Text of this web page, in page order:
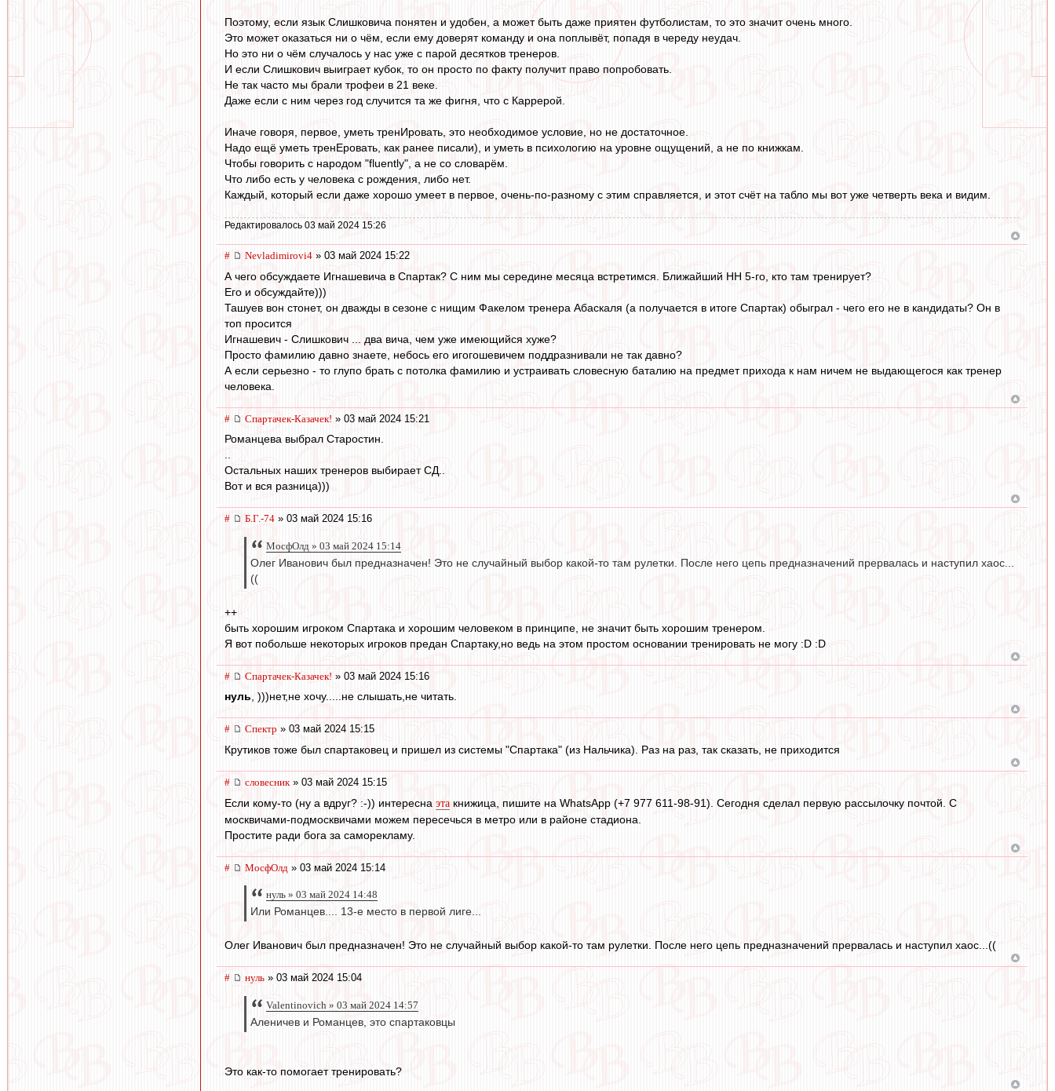
Поэтому, если язык Слишковича понятен и удобен, а может быть даже приятен футболистам, то это значит очень много.
Это может оказаться ни о чём, если ему доверят команду и она поплывёт, попадя в череду неудач.
Но это ни о чём случалось у нас уже с парой десятков тренеров.
И если Слишкович выиграет кубок, то он просто по факту получит право попробовать.
Не так часто мы брали трофеи в 21 веке.
Даже если с ним через год случится та же фигня, что с Каррерой.
Иначе говоря, первое, уметь тренИровать, это необходимое условие, но не достаточное.
Надо ещё уметь тренЕровать, как ранее писали), и уметь в психологию на уровне ощущений, а не по книжкам.
Чтобы говорить с народом "fluently", а не со словарём.
Что либо есть у человека с рождения, либо нет.
Каждый, который если даже хорошо умеет в первое, очень-по-разному с этим справляется, и этот счёт на табло мы вот уже четверть века и видим.
Редактировалось 03 май 2024 15:26
# Nevladimirovi4 » 03 май 2024 15:22
А чего обсуждаете Игнашевича в Спартак? С ним мы середине месяца встретимся. Ближайший НН 5-го, кто там тренирует?
Его и обсуждайте)))
Ташуев вон стонет, он дважды в сезоне с нищим Факелом тренера Абаскаля (а получается в итоге Спартак) обыграл - чего его не в кандидаты? Он в
топ просится
Игнашевич - Слишкович ... два вича, чем уже имеющийся хуже?
Просто фамилию давно знаете, небось его игогошевичем поддразнивали не так давно?
А если серьезно - то глупо брать с потолка фамилию и устраивать словесную баталию на предмет прихода к нам ничем не выдающегося как тренер
человека.
# Спартачек-Казачек! » 03 май 2024 15:21
Романцева выбрал Старостин.
..
Остальных наших тренеров выбирает СД..
Вот и вся разница)))
# Б.Г.-74 » 03 май 2024 15:16
МосфОлд » 03 май 2024 15:14
Олег Иванович был предназначен! Это не случайный выбор какой-то там рулетки. После него цепь предназначений прервалась и наступил хаос...
((
++
быть хорошим игроком Спартака и хорошим человеком в принципе, не значит быть хорошим тренером.
Я вот побольше некоторых игроков предан Спартаку,но ведь на этом простом основании тренировать не могу :D :D
# Спартачек-Казачек! » 03 май 2024 15:16
нуль, )))нет,не хочу.....не слышать,не читать.
# Спектр » 03 май 2024 15:15
Крутиков тоже был спартаковец и пришел из системы "Спартака" (из Нальчика). Раз на раз, так сказать, не приходится
# словесник » 03 май 2024 15:15
Если кому-то (ну а вдруг? :-)) интересна эта книжица, пишите на WhatsApp (+7 977 611-98-91). Сегодня сделал первую рассылочку почтой. С
москвичами-подмосквичами можем пересечься в метро или в районе стадиона.
Простите ради бога за саморекламу.
# МосфОлд » 03 май 2024 15:14
нуль » 03 май 2024 14:48
Или Романцев.... 13-е место в первой лиге...
Олег Иванович был предназначен! Это не случайный выбор какой-то там рулетки. После него цепь предназначений прервалась и наступил хаос...((
# нуль » 03 май 2024 15:04
Valentinovich » 03 май 2024 14:57
Аленичев и Романцев, это спартаковцы
Это как-то помогает тренировать?